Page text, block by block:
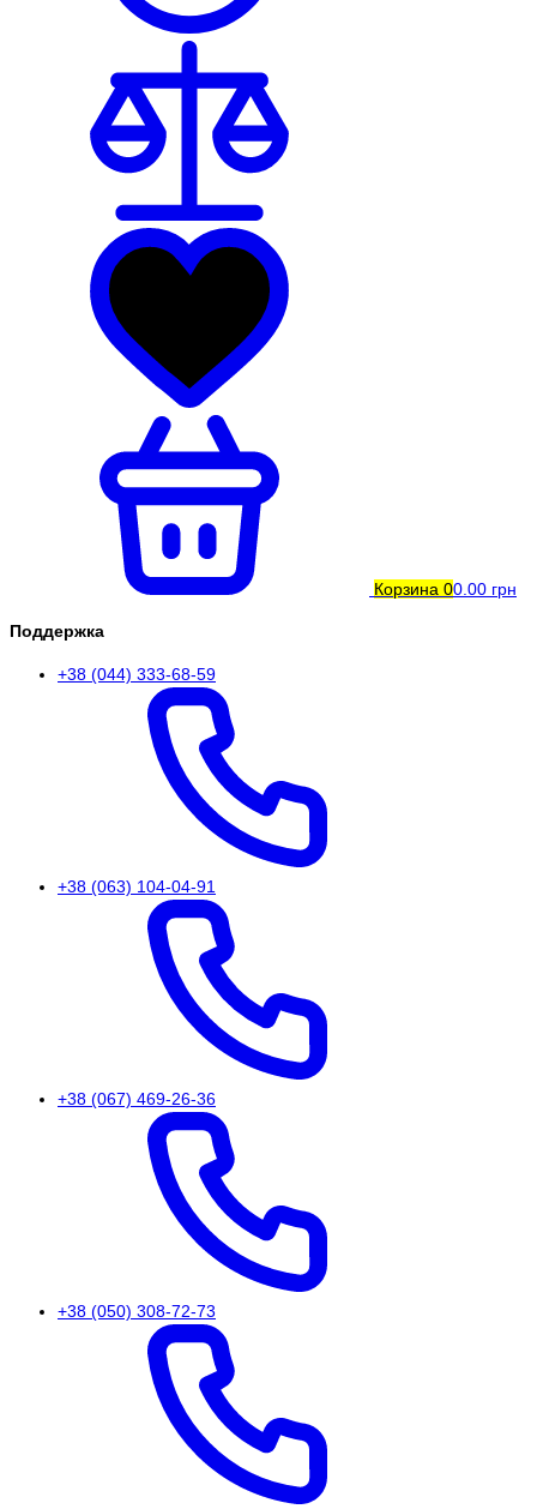
Корзина 00.00 грн
Поддержка
+38 (044) 333-68-59
+38 (063) 104-04-91
+38 (067) 469-26-36
+38 (050) 308-72-73